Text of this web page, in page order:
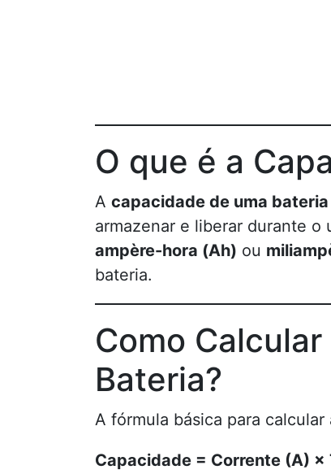
O que é a
A capacidade de uma bateria
armazenar e liberar durante o
ampère-hora (Ah) ou
bateria.
Como
Bateria?
A fórmula básica para
Capacidade = Corrente (A) ×